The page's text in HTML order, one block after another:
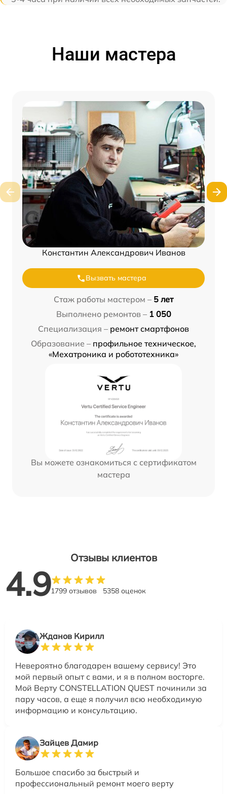
Наши мастера
Константин Александрович Иванов
Вызвать мастера
Стаж работы мастером – 5 лет
Выполнено ремонтов – 1 050
Специализация – ремонт смартфонов
Образование – профильное техническое,
«Мехатроника и робототехника»
Вы можете ознакомиться с сертификатом
мастера
Отзывы клиентов
4.91799 отзывов 5358 оценок
Жданов Кирилл
Невероятно благодарен вашему сервису! Это
мой первый опыт с вами, и я в полном восторге.
Мой Верту CONSTELLATION QUEST починили за
пару часов, а еще я получил всю необходимую
информацию и консультацию.
Зайцев Дамир
Большое спасибо за быстрый и
профессиональный ремонт моего верту